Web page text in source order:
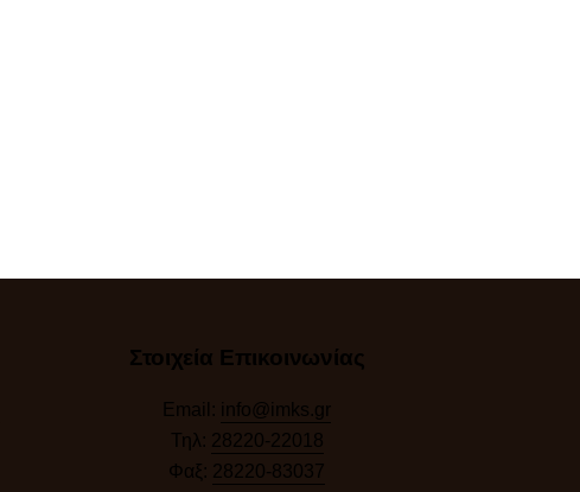
Στοιχεία Επικοινωνίας
Email: info@imks.gr
Τηλ: 28220-22018
Φαξ: 28220-83037